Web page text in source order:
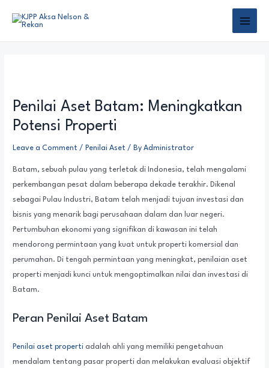
Penilai Aset Batam: Meningkatkan
Potensi Properti
Leave a Comment / Penilai Aset / ByAdministrator
Batam, sebuah pulau yang terletak di Indonesia, telah mengalami
perkembangan pesat dalam beberapa dekade terakhir. Dikenal
sebagai Pulau Industri, Batam telah menjadi tujuan investasi dan
bisnis yang menarik bagi perusahaan dalam dan luar negeri.
Pertumbuhan ekonomi yang signifikan di kawasan ini telah
mendorong permintaan yang kuat untuk properti komersial dan
perumahan. Di tengah permintaan yang meningkat, penilaian aset
properti menjadi kunci untuk mengoptimalkan nilai dan investasi di
Batam.
Peran Penilai Aset Batam
Penilai aset properti adalah ahli yang memiliki pengetahuan
mendalam tentang pasar properti dan melakukan evaluasi objektif